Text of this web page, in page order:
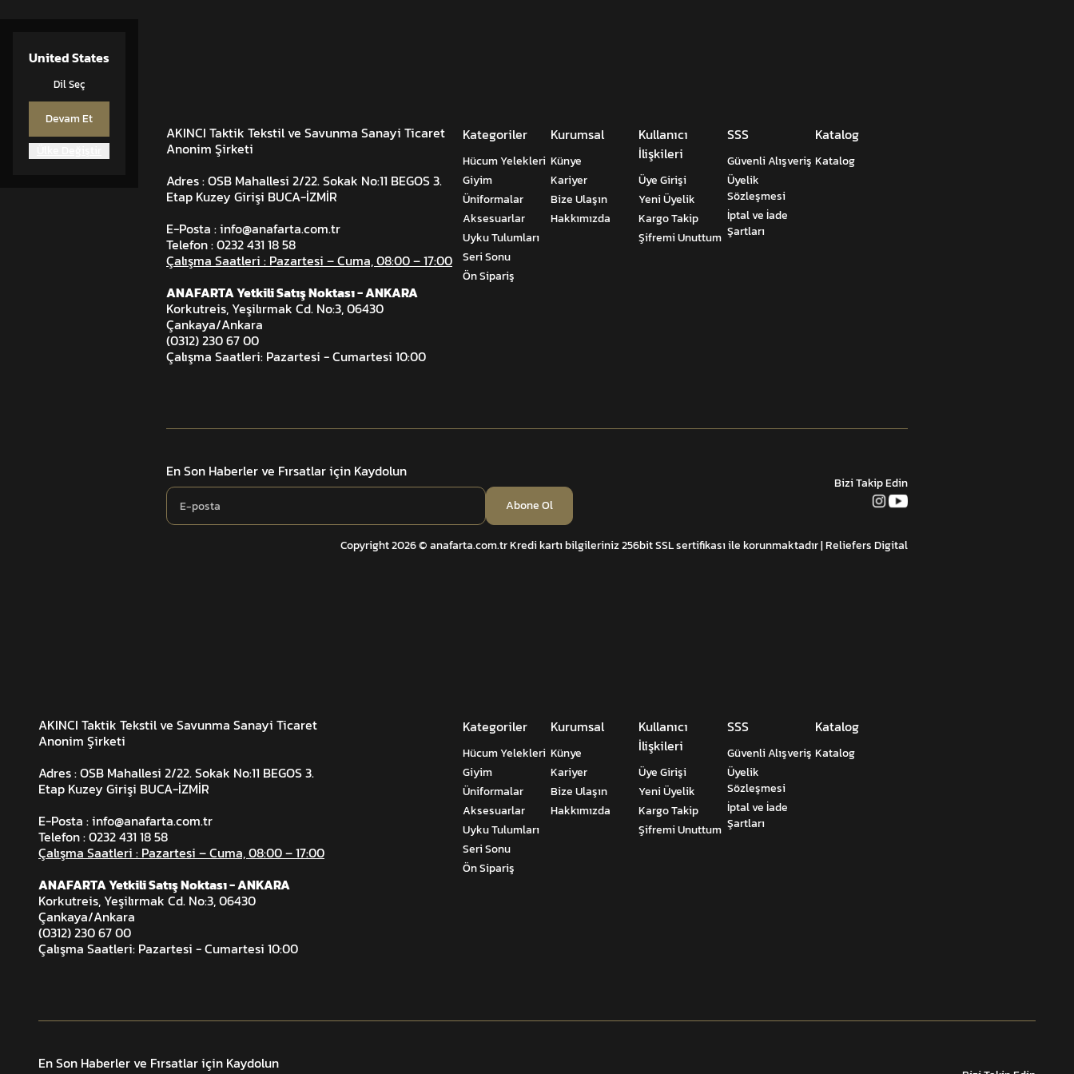
United States
Dil Seç
Devam Et
AKINCI Taktik Tekstil ve Savunma Sanayi Ticaret
Anonim Şirketi
Adres : OSB Mahallesi 2/22. Sokak No:11 BEGOS 3.
Etap Kuzey Girişi BUCA-İZMİR
E-Posta : info@anafarta.com.tr
Telefon : 0232 431 18 58
Çalışma Saatleri : Pazartesi – Cuma, 08:00 – 17:00
ANAFARTA Yetkili Satış Noktası - ANKARA
Korkutreis, Yeşilırmak Cd. No:3, 06430
Çankaya/Ankara
(0312) 230 67 00
Çalışma Saatleri: Pazartesi - Cumartesi 10:00
Kategoriler
Hücum Yelekleri
Giyim
Üniformalar
Aksesuarlar
Uyku Tulumları
Seri Sonu
Ön Sipariş
Kurumsal
Künye
Kariyer
Bize Ulaşın
Hakkımızda
Kullanıcı
İlişkileri
Üye Girişi
Yeni Üyelik
Kargo Takip
Şifremi Unuttum
SSS
Güvenli Alışveriş
Üyelik
Sözleşmesi
İptal ve İade
Şartları
Katalog
Katalog
En Son Haberler ve Fırsatlar için Kaydolun
Abone Ol
Bizi Takip Edin
Copyright 2026 © anafarta.com.tr Kredi kartı bilgileriniz 256bit SSL sertifikası ile korunmaktadır| Reliefers Digital
AKINCI Taktik Tekstil ve Savunma Sanayi Ticaret
Anonim Şirketi
Adres : OSB Mahallesi 2/22. Sokak No:11 BEGOS 3.
Etap Kuzey Girişi BUCA-İZMİR
E-Posta :info@anafarta.com.tr
Telefon : 0232 431 18 58
Çalışma Saatleri : Pazartesi – Cuma, 08:00 – 17:00
ANAFARTA Yetkili Satış Noktası - ANKARA
Korkutreis, Yeşilırmak Cd. No:3, 06430
Çankaya/Ankara
(0312) 230 67 00
Çalışma Saatleri: Pazartesi - Cumartesi 10:00
Kategoriler
Hücum Yelekleri
Giyim
Üniformalar
Aksesuarlar
Uyku Tulumları
Seri Sonu
Ön Sipariş
Kurumsal
Künye
Kariyer
Bize Ulaşın
Hakkımızda
Kullanıcı
İlişkileri
Üye Girişi
Yeni Üyelik
Kargo Takip
Şifremi Unuttum
SSS
Güvenli Alışveriş
Üyelik
Sözleşmesi
İptal ve İade
Şartları
Katalog
Katalog
En Son Haberler ve Fırsatlar için Kaydolun